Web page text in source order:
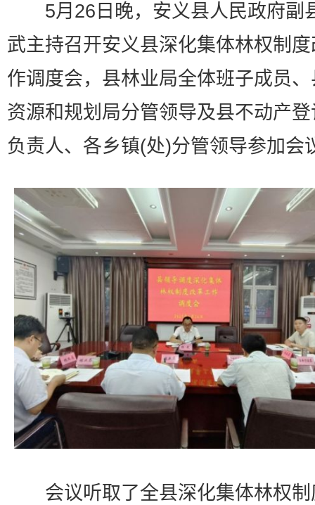
5月26日晚，安义县人民政府副
武主持召开安义县深化集体林权制
作调度会，县林业局全体班子成员
资源和规划局分管领导及县不动产
负责人、各乡镇(处)分管领导参加会
会议听取了全县深化集体林权制